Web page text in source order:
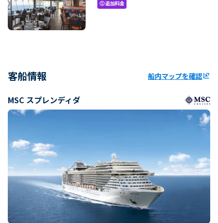
paid追加料金
客船情報 船内マップを確認ungroup
MSC スプレンディダ